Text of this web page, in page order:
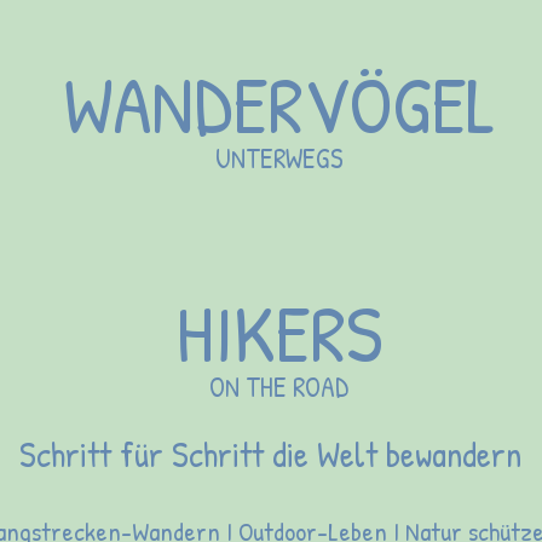
WANDERVÖGEL
UNTERWEGS
Schritt für Schritt die Welt bewandern
Wandern I Outdoor-Leben I Natur
HIKERS
ON THE ROAD